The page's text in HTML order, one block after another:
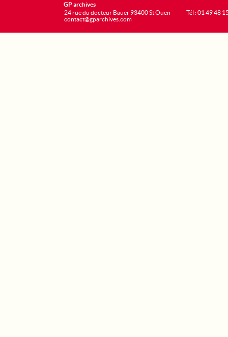
GP archives
24 rue du docteur Bauer 93400 St Ouen
contact@gparchives.com
Tél : 01 49 48